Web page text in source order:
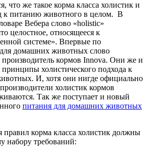
что же такое корма класса холистик и
к питанию животного в целом. В
Вебера слово «holistic»
целостное, относящееся к
системе». Впервые по
домашних животных слово
кормов Innova. Они же и
холистического подхода к
И, хотя они нигде официально
холистик кормов
Так же поступает и новый
питания для домашних животных
правил корма класса холистик должны
набору требований: